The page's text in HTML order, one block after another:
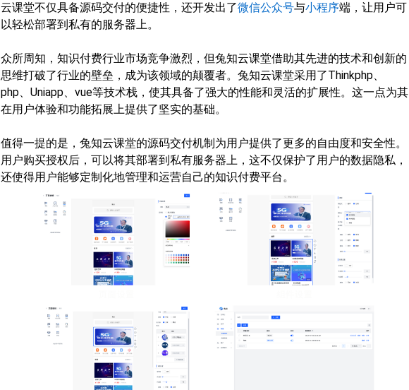
云课堂不仅具备源码交付的便捷性，还开发出了微信公众号与小程序端，让用户可
以轻松部署到私有的服务器上。
众所周知，知识付费行业市场竞争激烈，但兔知云课堂借助其先进的技术和创新的
思维打破了行业的壁垒，成为该领域的颠覆者。兔知云课堂采用了Thinkphp、
php、Uniapp、vue等技术栈，使其具备了强大的性能和灵活的扩展性。这一点为其
在用户体验和功能拓展上提供了坚实的基础。
值得一提的是，兔知云课堂的源码交付机制为用户提供了更多的自由度和安全性。
用户购买授权后，可以将其部署到私有服务器上，这不仅保护了用户的数据隐私，
还使得用户能够定制化地管理和运营自己的知识付费平台。